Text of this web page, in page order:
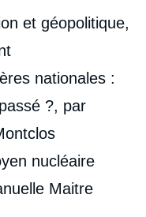
et géopolitique,
nationales :
?, par
nucléaire
Maitre